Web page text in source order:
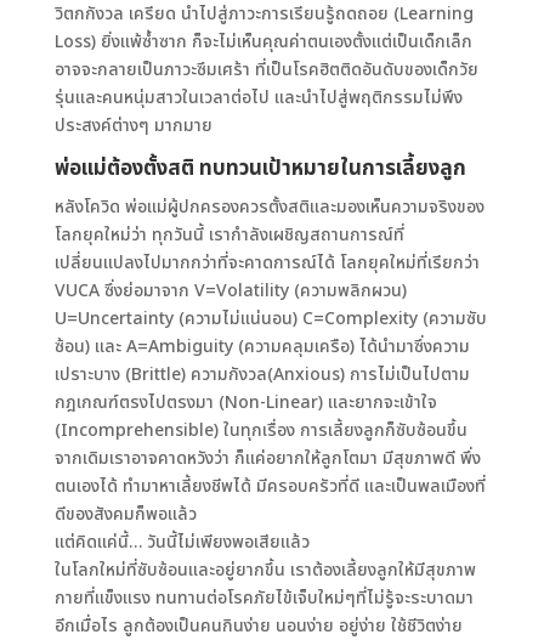
วิตกกังวล เครียด นำไปสู่ภาวะการเรียนรู้ถดถอย (Learning
Loss) ยิ่งแพ้ซ้ำซาก ก็จะไม่เห็นคุณค่าตนเองตั้งแต่เป็นเด็กเล็ก
อาจจะกลายเป็นภาวะซึมเศร้า ที่เป็นโรคฮิตติดอันดับของเด็กวัย
รุ่นและคนหนุ่มสาวในเวลาต่อไป และนำไปสู่พฤติกรรมไม่พึง
ประสงค์ต่างๆ มากมาย
พ่อแม่ต้องตั้งสติ ทบทวนเป้าหมายในการเลี้ยงลูก
หลังโควิด พ่อแม่ผู้ปกครองควรตั้งสติและมองเห็นความจริงของ
โลกยุคใหม่ว่า ทุกวันนี้ เรากำลังเผชิญสถานการณ์ที่
เปลี่ยนแปลงไปมากกว่าที่จะคาดการณ์ได้ โลกยุคใหม่ที่เรียกว่า
VUCA ซึ่งย่อมาจาก V=Volatility (ความพลิกผวน)
U=Uncertainty (ความไม่แน่นอน) C=Complexity (ความซับ
ซ้อน) และ A=Ambiguity (ความคลุมเครือ) ได้นำมาซึ่งความ
เปราะบาง (Brittle) ความกังวล(Anxious) การไม่เป็นไปตาม
กฎเกณฑ์ตรงไปตรงมา (Non-Linear) และยากจะเข้าใจ
(Incomprehensible) ในทุกเรื่อง การเลี้ยงลูกก็ซับซ้อนขึ้น
จากเดิมเราอาจคาดหวังว่า ก็แค่อยากให้ลูกโตมา มีสุขภาพดี พึ่ง
ตนเองได้ ทำมาหาเลี้ยงชีพได้ มีครอบครัวที่ดี และเป็นพลเมืองที่
ดีของสังคมก็พอแล้ว
แต่คิดแค่นี้… วันนี้ไม่เพียงพอเสียแล้ว
ในโลกใหม่ที่ซับซ้อนและอยู่ยากขึ้น เราต้องเลี้ยงลูกให้มีสุขภาพ
กายที่แข็งแรง ทนทานต่อโรคภัยไข้เจ็บใหม่ๆที่ไม่รู้จะระบาดมา
อีกเมื่อไร ลูกต้องเป็นคนกินง่าย นอนง่าย อยู่ง่าย ใช้ชีวิตง่าย